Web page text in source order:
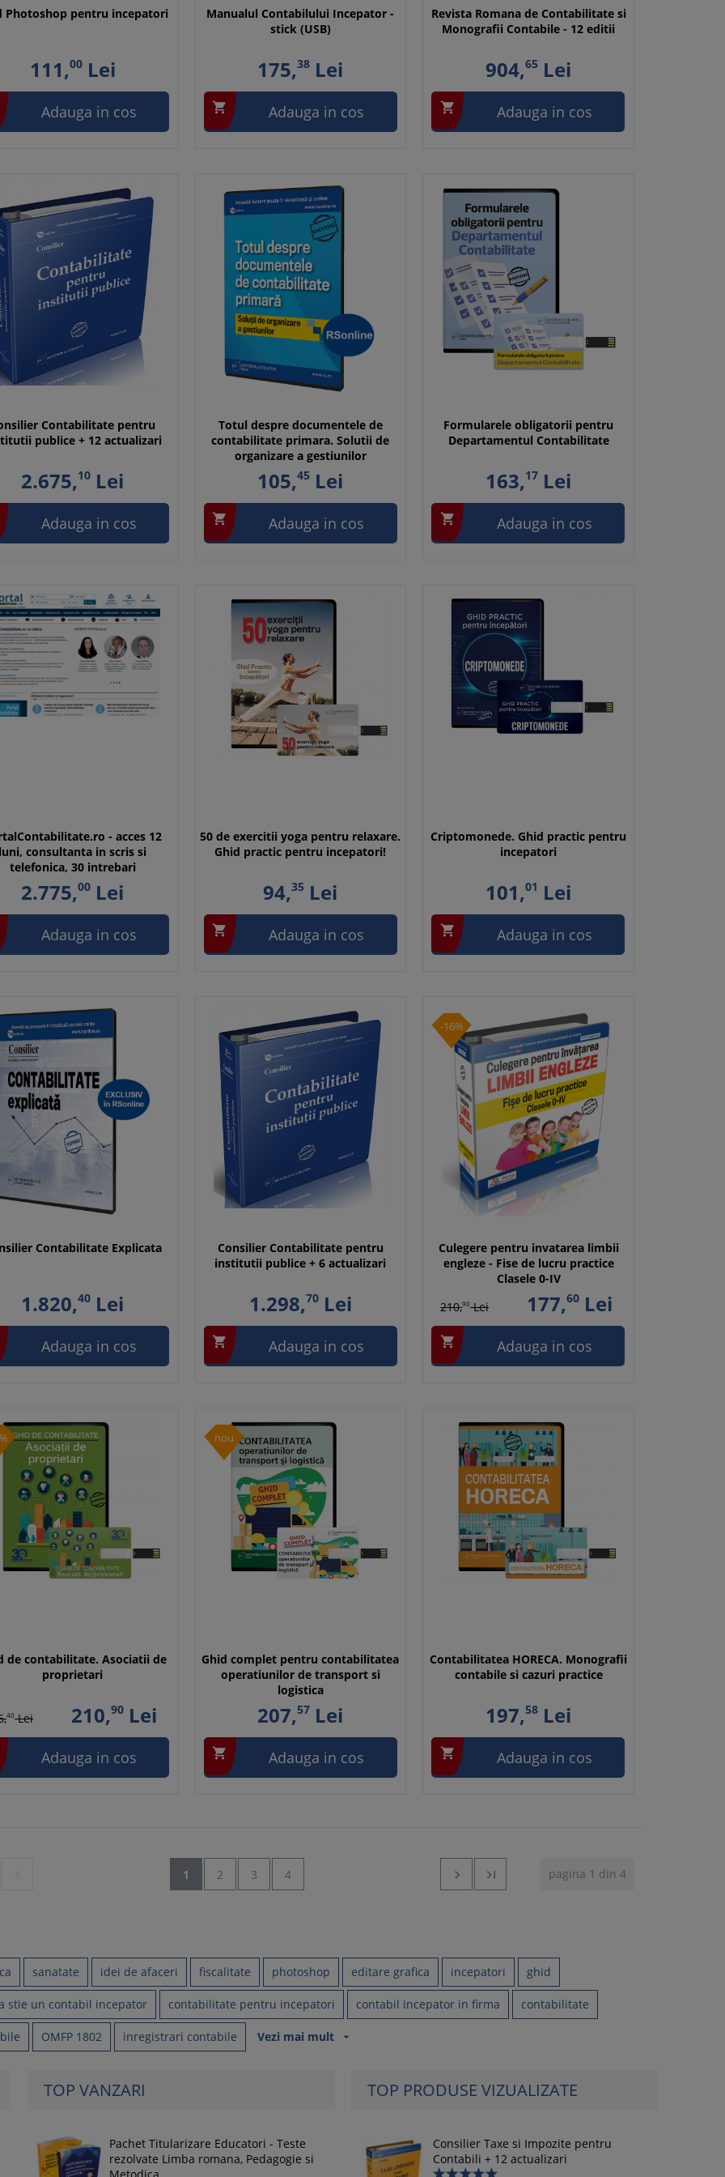
Photoshop pentru incepatori
111,00Lei
Adauga in cos
Manualul Contabilului Incepator -
stick (USB)
175,38 Lei
 Adauga in cos
Revista Romana de Contabilitate si
Monografii Contabile - 12 editii
904,65Lei
 Adauga in cos
Contabilitate pentru
publice + 12 actualizari
2.675,10 Lei
Adauga in cos
Totul despre documentele de
contabilitate primara. Solutii de
organizare a gestiunilor
105,45 Lei
 Adauga in cos
Formularele obligatorii pentru
Departamentul Contabilitate
163,17Lei
 Adauga in cos
- acces 12
luni, consultanta in scris si
telefonica, 30 intrebari
2.775,00 Lei
Adauga in cos
50 de exercitii yoga pentru relaxare.
Ghid practic pentru incepatori!
94,35 Lei
 Adauga in cos
Criptomonede. Ghid practic pentru
incepatori
101,01 Lei
 Adauga in cos
Contabilitate Explicata
1.820,40 Lei
Adauga in cos
Consilier Contabilitate pentru
institutii publice + 6 actualizari
1.298,70Lei
 Adauga in cos
-16%
Culegere pentru invatarea limbii
engleze - Fise de lucru practice
Clasele 0-IV
210,90Lei 177,60Lei
 Adauga in cos
de contabilitate. Asociatii de
proprietari
40Lei 210,90Lei
Adauga in cos
nou
Ghid complet pentru contabilitatea
operatiunilor de transport si
logistica
207,57 Lei
 Adauga in cos
Contabilitatea HORECA. Monografii
contabile si cazuri practice
197,58Lei
 Adauga in cos
1 2 3 4 pagina 1 din 4


sanatate idei de afaceri fiscalitate photoshop editare grafica incepatori ghid
stie un contabil incepator contabilitate pentru incepatori contabil incepator in firma contabilitate
OMFP 1802 inregistrari contabile Vezi mai mult arrow_drop_down
TOP VANZARI
Pachet Titularizare Educatori - Teste
rezolvate Limba romana, Pedagogie si
TOP PRODUSE VIZUALIZATE
Consilier Taxe si Impozite pentru
Contabili + 12 actualizari